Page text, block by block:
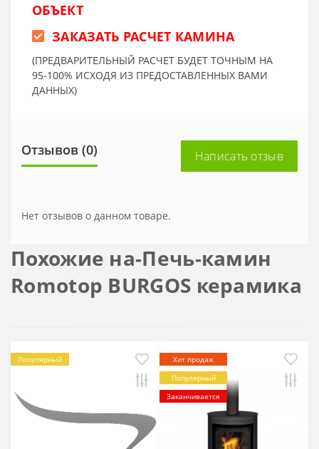
ОБЪЕКТ
ЗАКАЗАТЬ РАСЧЕТ КАМИНА
(ПРЕДВАРИТЕЛЬНЫЙ РАСЧЕТ БУДЕТ ТОЧНЫМ НА
95-100% ИСХОДЯ ИЗ ПРЕДОСТАВЛЕННЫХ ВАМИ
ДАННЫХ)
Отзывов (0) Написать отзыв
Нет отзывов о данном товаре.
Похожие на-Печь-камин
Romotop BURGOS керамика
Популярный
Хит продаж
Популярный
Заканчивается